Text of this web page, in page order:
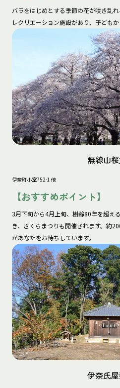
バラをはじめとする季節の花が咲き乱
レクリエーション施設があり、子ども
無線山
伊奈町小室752-1 他
【おすすめポイント】
3月下旬から4月上旬、樹齢80年を超え
き、さくらまつりも開催されます。約
があなたをお待ちしています。
伊奈氏